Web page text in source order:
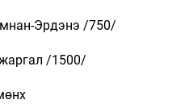
Эрдэнэ /750/
/1500/